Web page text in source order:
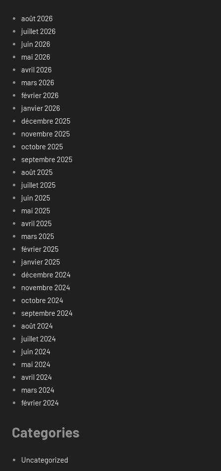
août 2026
juillet 2026
juin 2026
mai 2026
avril 2026
mars 2026
février 2026
janvier 2026
décembre 2025
novembre 2025
octobre 2025
septembre 2025
août 2025
juillet 2025
juin 2025
mai 2025
avril 2025
mars 2025
février 2025
janvier 2025
décembre 2024
novembre 2024
octobre 2024
septembre 2024
août 2024
juillet 2024
juin 2024
mai 2024
avril 2024
mars 2024
février 2024
Categories
Uncategorized